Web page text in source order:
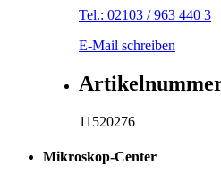
Tel.: 02103 / 963 440 3
E-Mail schreiben
11520276
Mikroskop-Center